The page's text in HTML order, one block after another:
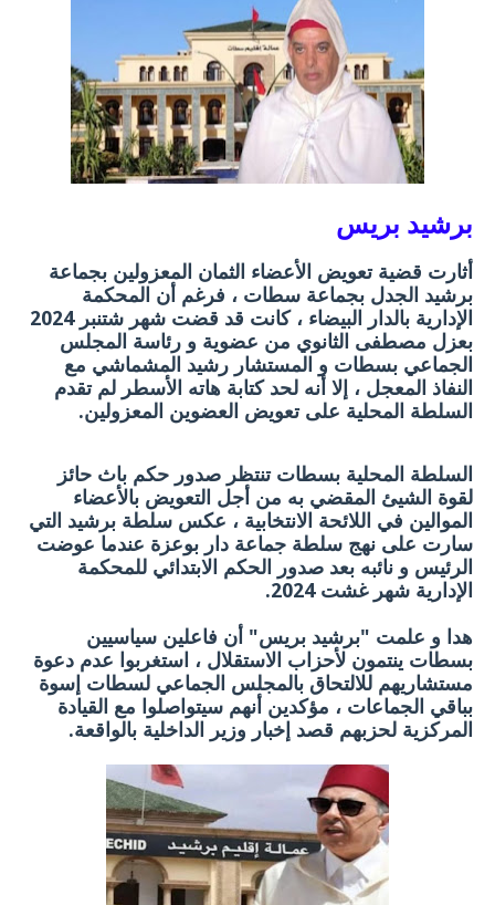
برشيد بريس
أثارت قضية تعويض الأعضاء الثمان المعزولين بجماعة
برشيد الجدل بجماعة سطات ، فرغم أن المحكمة
الإدارية بالدار البيضاء ، كانت قد قضت شهر شتنبر 2024
بعزل مصطفى الثانوي من عضوية و رئاسة المجلس
الجماعي بسطات و المستشار رشيد المشماشي مع
النفاذ المعجل ، إلا أنه لحد كتابة هاته الأسطر لم تقدم
السلطة المحلية على تعويض العضوين المعزولين.
السلطة المحلية بسطات تنتظر صدور حكم باث حائز
لقوة الشيئ المقضي به من أجل التعويض بالأعضاء
الموالين في اللائحة الانتخابية ، عكس سلطة برشيد التي
سارت على نهج سلطة جماعة دار بوعزة عندما عوضت
الرئيس و نائبه بعد صدور الحكم الابتدائي للمحكمة
الإدارية شهر غشت 2024.
هدا و علمت "برشيد بريس" أن فاعلين سياسيين
بسطات ينتمون لأحزاب الاستقلال ، استغربوا عدم دعوة
مستشاريهم للالتحاق بالمجلس الجماعي لسطات إسوة
بباقي الجماعات ، مؤكدين أنهم سيتواصلوا مع القيادة
المركزية لحزبهم قصد إخبار وزير الداخلية بالواقعة.